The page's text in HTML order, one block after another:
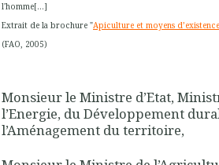
l'homme[…]
Extrait de la brochure "Apiculture et moyens
(FAO, 2005)
Monsieur le Ministre d’Etat,
l’Energie, du Développement
l’Aménagement du territoire,